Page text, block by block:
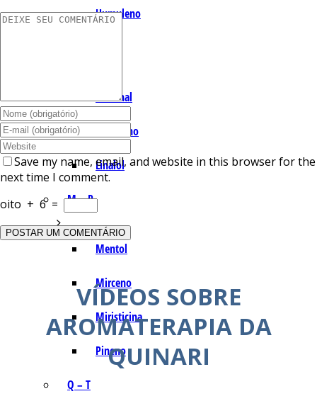
Humuleno
Lemonal
Limoneno
Linalol
M – P
Mentol
Mirceno
Miristicina
Pineno
Q – T
Save my name, email, and website in this browser for the
next time I comment.
oito + 6 =
VÍDEOS SOBRE
AROMATERAPIA DA
QUINARI